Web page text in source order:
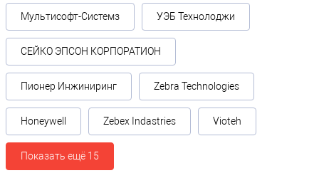
Мультисофт-Системз УЭБ Технолоджи
СЕЙКО ЭПСОН КОРПОРАТИОН
Пионер Инжиниринг Zebra Technologies
Honeywell Zebex Indastries Vioteh
Показать ещё 15